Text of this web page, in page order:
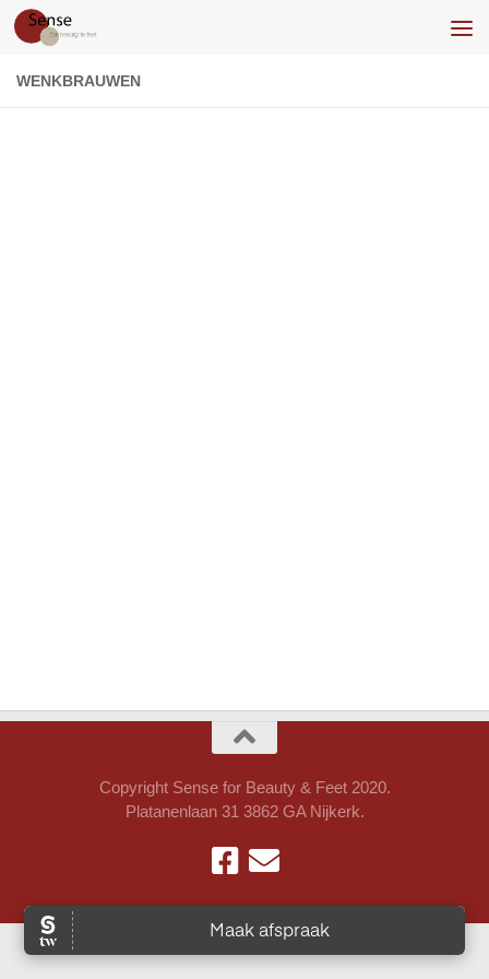
Doorgaan naar inhoud
WENKBRAUWEN
Copyright Sense for Beauty & Feet 2020.
Platanenlaan 31 3862 GA Nijkerk.